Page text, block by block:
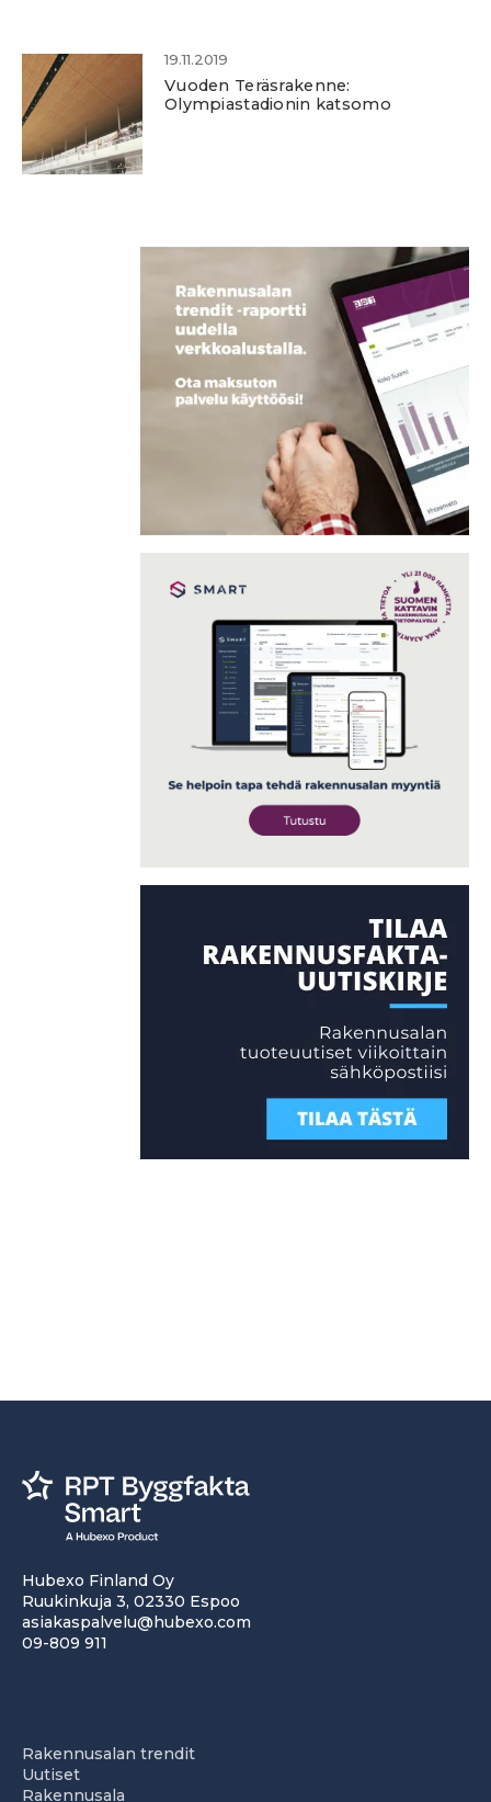
19.11.2019
Vuoden Teräsrakenne:
Olympiastadionin katsomo
Hubexo Finland Oy
Ruukinkuja 3, 02330 Espoo
asiakaspalvelu@hubexo.com
09-809 911
Rakennusalan trendit
Uutiset
Rakennusala